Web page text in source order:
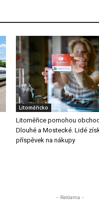
Litoměřicko
Litoměřice pomohou
Dlouhé a Mostecké. Lidé
příspěvek na nákupy
- Reklama -